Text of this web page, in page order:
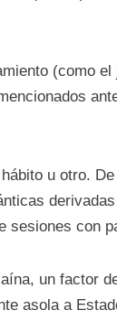
(como el
u otro.
derivadas
sesiones con
un factor
asola a